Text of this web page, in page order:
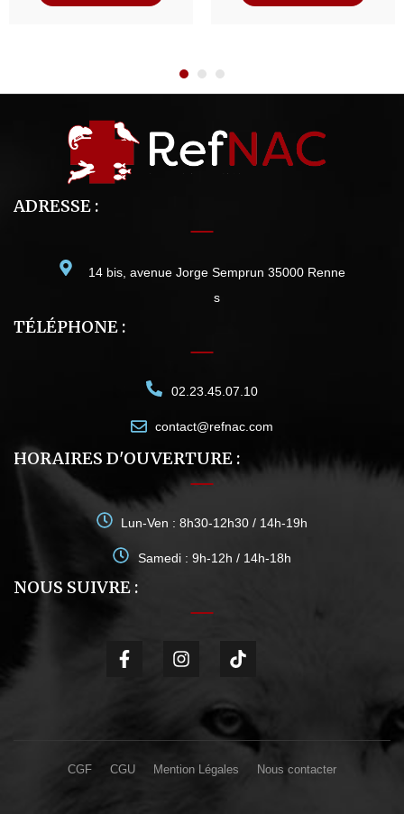
ADRESSE :
14 bis, avenue Jorge Semprun 35000 Renne
s
TÉLÉPHONE :
02.23.45.07.10
contact@refnac.com
HORAIRES D'OUVERTURE :
Lun-Ven : 8h30-12h30 / 14h-19h
Samedi : 9h-12h / 14h-18h
NOUS SUIVRE :
CGF CGU Mention Légales Nous contacter